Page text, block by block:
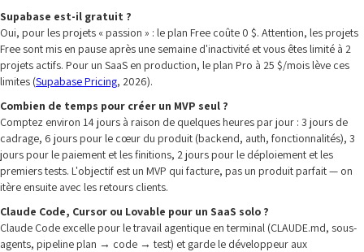
Supabase est-il gratuit ?
Oui, pour les projets « passion » : le plan Free coûte 0 $. Attention, les projets
Free sont mis en pause après une semaine d'inactivité et vous êtes limité à 2
projets actifs. Pour un SaaS en production, le plan Pro à 25 $/mois lève ces
limites (Supabase Pricing, 2026).
Combien de temps pour créer un MVP seul ?
Comptez environ 14 jours à raison de quelques heures par jour : 3 jours de
cadrage, 6 jours pour le cœur du produit (backend, auth, fonctionnalités), 3
jours pour le paiement et les finitions, 2 jours pour le déploiement et les
premiers tests. L'objectif est un MVP qui facture, pas un produit parfait — on
itère ensuite avec les retours clients.
Claude Code, Cursor ou Lovable pour un SaaS solo ?
Claude Code excelle pour le travail agentique en terminal (CLAUDE.md, sous-
agents, pipeline plan → code → test) et garde le développeur aux